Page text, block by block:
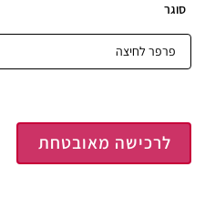
סוגר
לרכישה מאובטחת